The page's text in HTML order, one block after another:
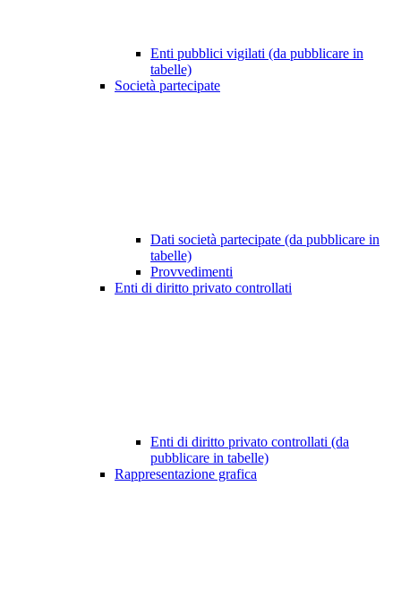
Enti pubblici vigilati (da pubblicare in
tabelle)
Società partecipate
Dati società partecipate (da pubblicare in
tabelle)
Provvedimenti
Enti di diritto privato controllati
Enti di diritto privato controllati (da
pubblicare in tabelle)
Rappresentazione grafica